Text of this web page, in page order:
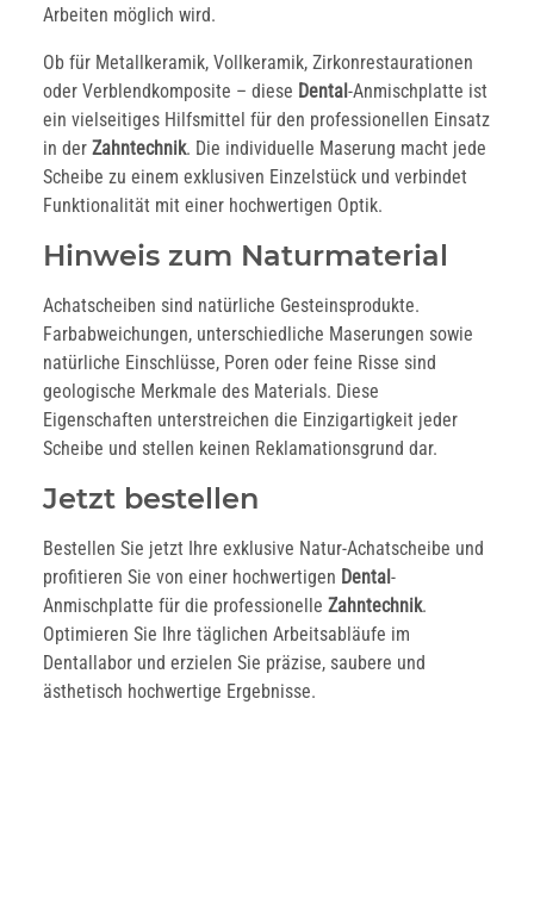
Arbeiten möglich wird.
Ob für Metallkeramik, Vollkeramik, Zirkonrestaurationen
oder Verblendkomposite – diese Dental -Anmischplatte ist
ein vielseitiges Hilfsmittel für den professionellen Einsatz
in der Zahntechnik. Die individuelle Maserung macht jede
Scheibe zu einem exklusiven Einzelstück und verbindet
Funktionalität mit einer hochwertigen Optik.
Hinweis zum Naturmaterial
Achatscheiben sind natürliche Gesteinsprodukte.
Farbabweichungen, unterschiedliche Maserungen sowie
natürliche Einschlüsse, Poren oder feine Risse sind
geologische Merkmale des Materials. Diese
Eigenschaften unterstreichen die Einzigartigkeit jeder
Scheibe und stellen keinen Reklamationsgrund dar.
Jetzt bestellen
Bestellen Sie jetzt Ihre exklusive Natur-Achatscheibe und
profitieren Sie von einer hochwertigen Dental -
Anmischplatte für die professionelle Zahntechnik.
Optimieren Sie Ihre täglichen Arbeitsabläufe im
Dentallabor und erzielen Sie präzise, saubere und
ästhetisch hochwertige Ergebnisse.